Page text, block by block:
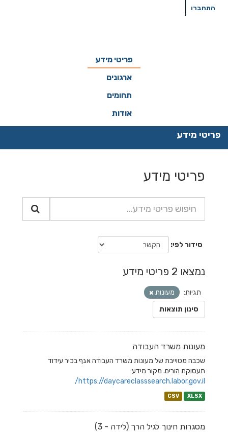
התחברו
פריטי מידע
ארגונים
תחומים
אודות
פריטי מידע
פריטי מידע
סידור לפי
נמצאו 2 פריטי מידע
תגיות:
מעונות
סינון תוצאות
מעונות משרד העבודה
שכבה מטוייבת של מעונות משרד העבודה אגף בכיר עידוד
תעסוקת הורים. מקור מידע:
https://daycareclasssearch.labor.gov.il/
CSV XLSX
מסגרות חינוך לגיל הרך (לידה - 3)